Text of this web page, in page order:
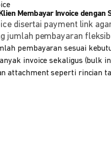
Membayar Invoice dengan
disertai payment link
jumlah pembayaran
pembayaran sesuai
invoice sekaligus (bulk
attachment seperti rincian